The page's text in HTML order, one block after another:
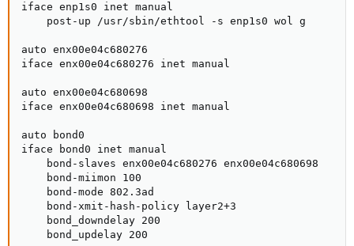
iface enp1s0 inet manual
    post-up /usr/sbin/ethtool -s enp1s0 wol g
auto enx00e04c680276
iface enx00e04c680276 inet manual
auto enx00e04c680698
iface enx00e04c680698 inet manual
auto bond0
iface bond0 inet manual
    bond-slaves enx00e04c680276 enx00e04c680698
    bond-miimon 100
    bond-mode 802.3ad
    bond-xmit-hash-policy layer2+3
    bond_downdelay 200
    bond_updelay 200